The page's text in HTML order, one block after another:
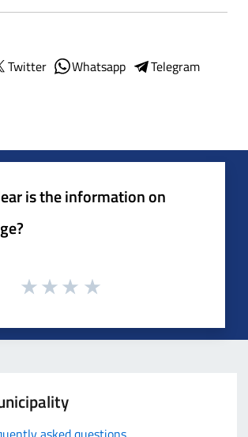
Twitter Whatsapp
Telegram
is the information on